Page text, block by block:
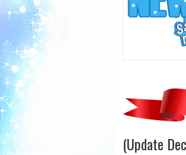
(Update